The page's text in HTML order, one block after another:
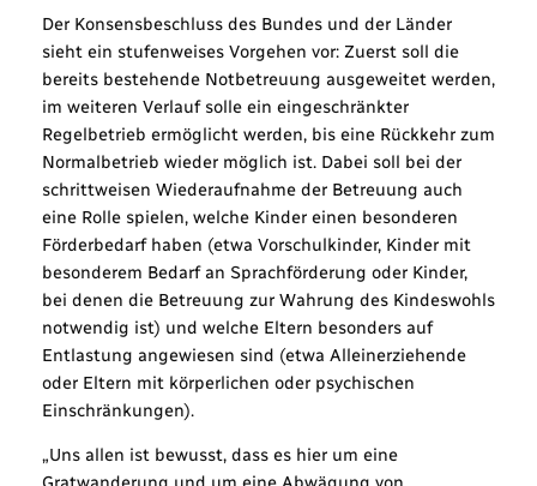
Der Konsensbeschluss des Bundes und der Länder
sieht ein stufenweises Vorgehen vor: Zuerst soll die
bereits bestehende Notbetreuung ausgeweitet werden,
im weiteren Verlauf solle ein eingeschränkter
Regelbetrieb ermöglicht werden, bis eine Rückkehr zum
Normalbetrieb wieder möglich ist. Dabei soll bei der
schrittweisen Wiederaufnahme der Betreuung auch
eine Rolle spielen, welche Kinder einen besonderen
Förderbedarf haben (etwa Vorschulkinder, Kinder mit
besonderem Bedarf an Sprachförderung oder Kinder,
bei denen die Betreuung zur Wahrung des Kindeswohls
notwendig ist) und welche Eltern besonders auf
Entlastung angewiesen sind (etwa Alleinerziehende
oder Eltern mit körperlichen oder psychischen
Einschränkungen).
„Uns allen ist bewusst, dass es hier um eine